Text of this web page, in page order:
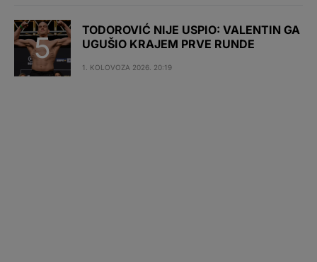
TODOROVIĆ NIJE USPIO: VALENTIN GA
UGUŠIO KRAJEM PRVE RUNDE
1. KOLOVOZA 2026. 20:19